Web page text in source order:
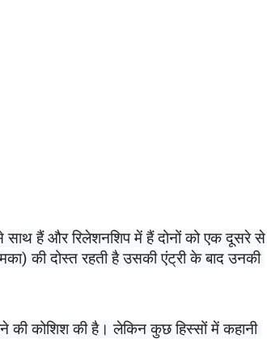
साथ हैं और रिलेशनशिप में हैं दोनों को एक दूसरे से
की दोस्त रहती है उसकी एंट्री के बाद उनकी
की कोशिश की है। लेकिन कुछ हिस्सों में कहानी